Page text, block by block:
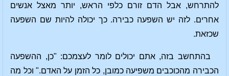
להתרחש, אבל הדם זורם כלפי הראש, יותר מאצל אנשים
אחרים. לזה יש השפעה כבירה. כך יכולה להיות שם השפעה
שכזאת.
בהתחשב בזה, אתם יכולים לומר לעצמכם: "כן, ההשפעה
הכבירה מהכוכבים משפיעה כמובן, כל הזמן על האדם." וכל מה